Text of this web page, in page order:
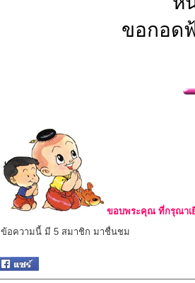
ขอกอด
ขอบพระคุณ ที่กรุณาเ
ข้อความนี้ มี 5 สมาชิก มาชื่นชม